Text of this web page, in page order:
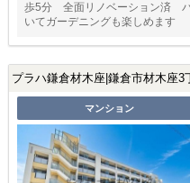
歩5分 全面リノベーション済 バ
いてガーデニングも楽しめます
プラハ鎌倉材木座|鎌倉市材木座3
マンション